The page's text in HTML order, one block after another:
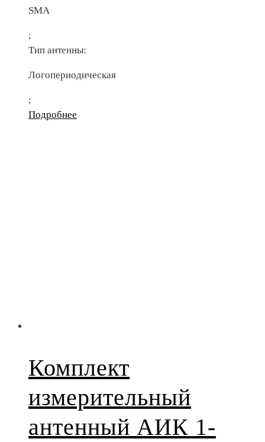
SMA
;
Тип антенны:
Логопериодическая
;
Подробнее
Комплект
измерительный
антенный АИК 1-